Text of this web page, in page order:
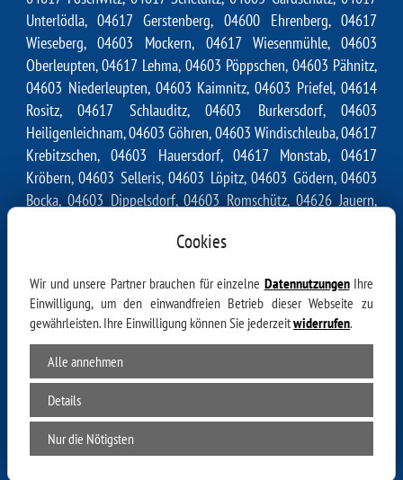
Unterlödla, 04617 Gerstenberg, 04600 Ehrenberg, 04617
Wieseberg, 04603 Mockern, 04617 Wiesenmühle, 04603
Oberleupten, 04617 Lehma, 04603 Pöppschen, 04603 Pähnitz,
04603 Niederleupten, 04603 Kaimnitz, 04603 Priefel, 04614
Rositz, 04617 Schlauditz, 04603 Burkersdorf, 04603
Heiligenleichnam, 04603 Göhren, 04603 Windischleuba, 04617
Krebitzschen, 04603 Hauersdorf, 04617 Monstab, 04617
Kröbern, 04603 Selleris, 04603 Löpitz, 04603 Gödern, 04603
Bocka, 04603 Dippelsdorf, 04603 Romschütz, 04626 Jauern,
Saara, 04617 Plottendorf, 04617 Treben, 04617 Primmelwitz,
Göldschen, 04603 Lutschütz, 04617 Pahna, 04603 Garbus,
04617 Fockendorf, 04617 Breesen, 04617 Zechau, 04654
Eschefeld, 04626 Papiermühle, 04603 Zehma, 04626 Gödissa,
04626 Kratschütz, 04617 Serbitz, 04603 Ehrenhain, 04617
Kreutzen, 04603 Zürchau, 04617 Kriebitzsch, 04626 Illsitz,
04617 Misselwitz, 04626 Schwanditz, 04617 Großröda, 04617
Haselbach, 04626 Röthenitz, 04626 Großstöbnitz, 04626
Kleintauschwitz, 04655 Dolsenhain, 04603 Nirkendorf, 04618
Cookies
Wir und unsere Partner brauchen für einzelne DatennutzungenIhre
Einwilligung, um den einwandfreien Betrieb dieser Webseite zu
gewährleisten. Ihre Einwilligung können Sie jederzeitwiderrufen.
Alle annehmen
Details
Nur die Nötigsten